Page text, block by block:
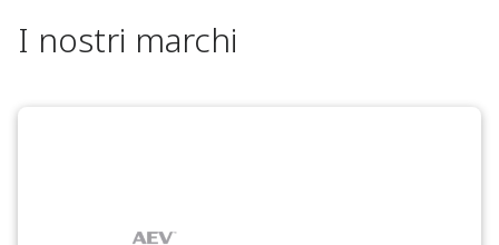
I nostri marchi